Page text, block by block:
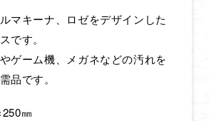
HOME
NEWS
& STREAMING
& CAST
マキーナ、ロゼをデザインした
です。
ゲーム機、メガネなどの汚れを
品です。
㎜